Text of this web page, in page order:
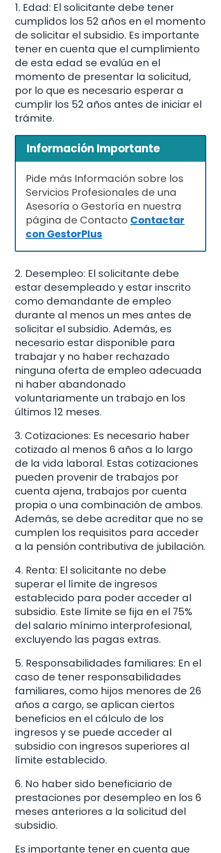
1. Edad: El solicitante debe tener
cumplidos los 52 años en el momento
de solicitar el subsidio. Es importante
tener en cuenta que el cumplimiento
de esta edad se evalúa en el
momento de presentar la solicitud,
por lo que es necesario esperar a
cumplir los 52 años antes de iniciar el
trámite.
Información Importante
Pide más Información sobre los
Servicios Profesionales de una
Asesoría o Gestoría en nuestra
página de Contacto Contactar
con GestorPlus
2. Desempleo: El solicitante debe
estar desempleado y estar inscrito
como demandante de empleo
durante al menos un mes antes de
solicitar el subsidio. Además, es
necesario estar disponible para
trabajar y no haber rechazado
ninguna oferta de empleo adecuada
ni haber abandonado
voluntariamente un trabajo en los
últimos 12 meses.
3. Cotizaciones: Es necesario haber
cotizado al menos 6 años a lo largo
de la vida laboral. Estas cotizaciones
pueden provenir de trabajos por
cuenta ajena, trabajos por cuenta
propia o una combinación de ambos.
Además, se debe acreditar que no se
cumplen los requisitos para acceder
a la pensión contributiva de jubilación.
4. Renta: El solicitante no debe
superar el límite de ingresos
establecido para poder acceder al
subsidio. Este límite se fija en el 75%
del salario mínimo interprofesional,
excluyendo las pagas extras.
5. Responsabilidades familiares: En el
caso de tener responsabilidades
familiares, como hijos menores de 26
años a cargo, se aplican ciertos
beneficios en el cálculo de los
ingresos y se puede acceder al
subsidio con ingresos superiores al
límite establecido.
6. No haber sido beneficiario de
prestaciones por desempleo en los 6
meses anteriores a la solicitud del
subsidio.
Es importante tener en cuenta que